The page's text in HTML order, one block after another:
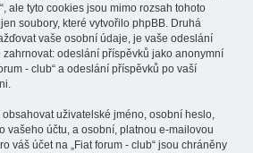
ale tyto cookies jsou mimo rozsah tohoto
soubory, které vytvořilo phpBB. Druhá
vaše osobní údaje, je vaše odeslání
zahrnovat: odeslání příspěvků jako anonymní
- club“ a odeslání příspěvků po vaší
uživatelské jméno, osobní heslo,
vašeho účtu, a osobní, platnou e-mailovou
váš účet na „Fiat forum - club“ jsou chráněny